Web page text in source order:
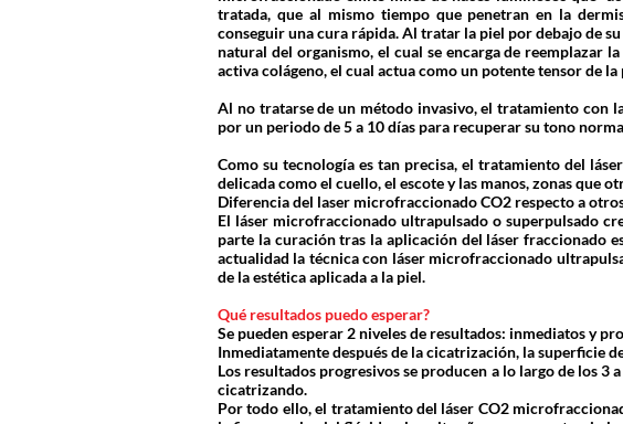
tratada, que al mismo tiempo que penetran en la
conseguir una cura rápida. Al tratar la piel por debajo de
natural del organismo, el cual se encarga de reemplazar
activa colágeno, el cual actua como un potente tensor de
Al no tratarse de un método invasivo, el tratamiento con
por un periodo de 5 a 10 días para recuperar su tono
Como su tecnología es tan precisa, el tratamiento del
delicada como el cuello, el escote y las manos, zonas que
Diferencia del laser microfraccionado CO2 respecto a
El láser microfraccionado ultrapulsado o superpulsado
parte la curación tras la aplicación del láser fraccionado
actualidad la técnica con láser microfraccionado
de la estética aplicada a la piel.
Qué resultados puedo esperar?
Se pueden esperar 2 niveles de resultados: inmediatos y
Inmediatamente después de la cicatrización, la superficie
Los resultados progresivos se producen a lo largo de los 3
cicatrizando.
Por todo ello, el tratamiento del láser CO2